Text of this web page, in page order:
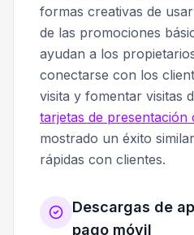
formas creativas de
de las promociones
ayudan a los
conectarse con los
visita y fomentar visitas
tarjetas de presentación
mostrado un éxito
rápidas con clientes.
Descargas de
pago móvil